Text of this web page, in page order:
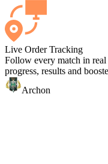
Live Order Tracking
Follow every match in
progress, results and
Archon